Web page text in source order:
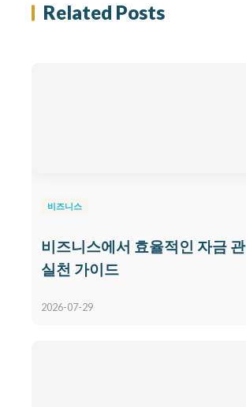
Related Posts
비즈니스
비즈니스에서 효율적인 자금
실천 가이드
2026-07-29